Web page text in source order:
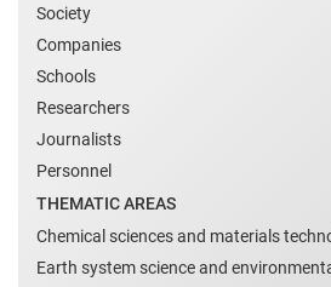
Society
Companies
Schools
Researchers
Journalists
Personnel
THEMATIC AREAS
Chemical sciences and materials
Earth system science and